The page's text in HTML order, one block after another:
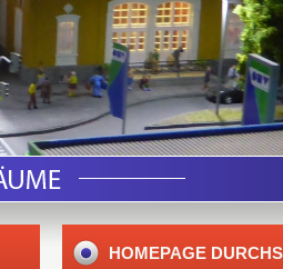
HOMEPAGE